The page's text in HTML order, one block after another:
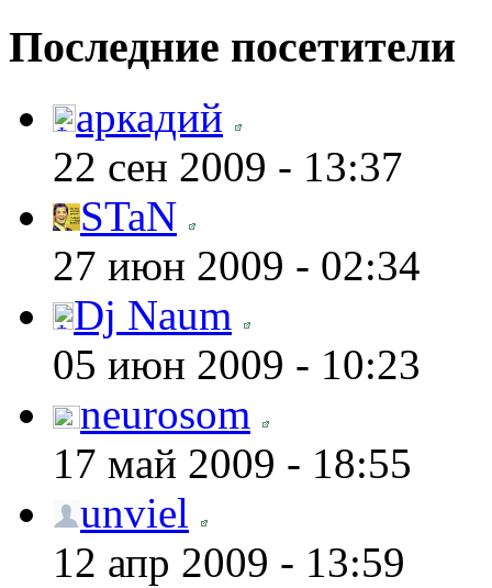
Последние посетители
аркадий
22 сен 2009 - 13:37
STaN
27 июн 2009 - 02:34
Dj Naum
05 июн 2009 - 10:23
neurosom
17 май 2009 - 18:55
unviel
12 апр 2009 - 13:59